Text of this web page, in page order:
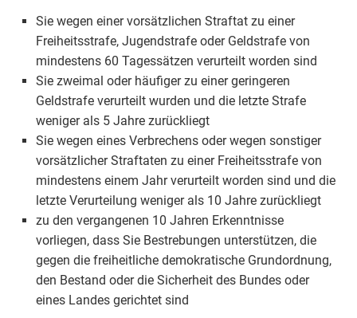
Sie wegen einer vorsätzlichen Straftat zu einer
Freiheitsstrafe, Jugendstrafe oder Geldstrafe von
mindestens 60 Tagessätzen verurteilt worden sind
Sie zweimal oder häufiger zu einer geringeren
Geldstrafe verurteilt wurden und die letzte Strafe
weniger als 5 Jahre zurückliegt
Sie wegen eines Verbrechens oder wegen sonstiger
vorsätzlicher Straftaten zu einer Freiheitsstrafe von
mindestens einem Jahr verurteilt worden sind und die
letzte Verurteilung weniger als 10 Jahre zurückliegt
zu den vergangenen 10 Jahren Erkenntnisse
vorliegen, dass Sie Bestrebungen unterstützen, die
gegen die freiheitliche demokratische Grundordnung,
den Bestand oder die Sicherheit des Bundes oder
eines Landes gerichtet sind